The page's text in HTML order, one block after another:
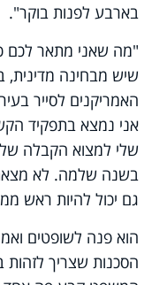
בארבע לפנות בוקר".
"מה שאני מתאר לכם
שיש מבחינה מדינית,
האמריקנים לסייר
אני נמצא בתפקיד
שלי למצוא הקבלה
בשנה שלמה. לא
גם יכול להיות ראש
הוא פנה לשופטים
הסכנות שצריך לזהות